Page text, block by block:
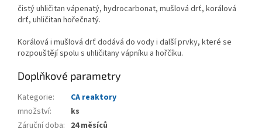
čistý uhličitan vápenatý, hydrocarbonat, mušlová drť, korálová
drť, uhličitan hořečnatý.
Korálová i mušlová drť dodává do vody i další prvky, které se
rozpouštějí spolu s uhličitany vápníku a hořčíku.
Doplňkové parametry
Kategorie:
CA reaktory
množství:
ks
Záruční doba: 24 měsíců